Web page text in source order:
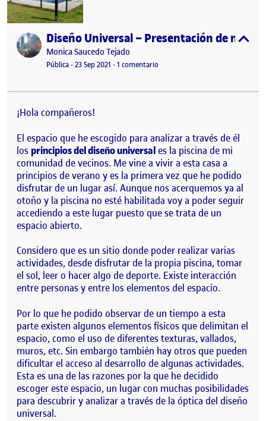
Publicado porDiseño Universal – Presentación de mi
Publicado por
Monica Saucedo Tejado
Visibilidad:
Pública-Fecha de publicación
23 Sep 2021 -1 comentario
¡Hola compañeros!
El espacio que he escogido para analizar a través de él
los principios del diseño universales la piscina de mi
comunidad de vecinos. Me vine a vivir a esta casa a
principios de verano y es la primera vez que he podido
disfrutar de un lugar así. Aunque nos acerquemos ya al
otoño y la piscina no esté habilitada voy a poder seguir
accediendo a este lugar puesto que se trata de un
espacio abierto.
Considero que es un sitio donde poder realizar varias
actividades, desde disfrutar de la propia piscina, tomar
el sol, leer o hacer algo de deporte. Existe interacción
entre personas y entre los elementos del espacio.
Por lo que he podido observar de un tiempo a esta
parte existen algunos elementos físicos que delimitan el
espacio, como el uso de diferentes texturas, vallados,
muros, etc. Sin embargo también hay otros que pueden
dificultar el acceso al desarrollo de algunas actividades.
Esta es una de las razones por la que he decidido
escoger este espacio, un lugar con muchas posibilidades
para descubrir y analizar a través de la óptica del diseño
universal.